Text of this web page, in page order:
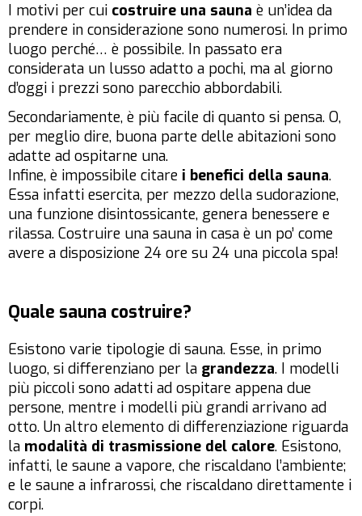
I motivi per cui costruire una sauna è un’idea da
prendere in considerazione sono numerosi. In primo
luogo perché… è possibile. In passato era
considerata un lusso adatto a pochi, ma al giorno
d’oggi i prezzi sono parecchio abbordabili.
Secondariamente, è più facile di quanto si pensa. O,
per meglio dire, buona parte delle abitazioni sono
adatte ad ospitarne una.
Infine, è impossibile citare i benefici della sauna.
Essa infatti esercita, per mezzo della sudorazione,
una funzione disintossicante, genera benessere e
rilassa. Costruire una sauna in casa è un po’ come
avere a disposizione 24 ore su 24 una piccola spa!
Quale sauna costruire?
Esistono varie tipologie di sauna. Esse, in primo
luogo, si differenziano per la grandezza. I modelli
più piccoli sono adatti ad ospitare appena due
persone, mentre i modelli più grandi arrivano ad
otto. Un altro elemento di differenziazione riguarda
la modalità di trasmissione del calore. Esistono,
infatti, le saune a vapore, che riscaldano l’ambiente;
e le saune a infrarossi, che riscaldano direttamente i
corpi.